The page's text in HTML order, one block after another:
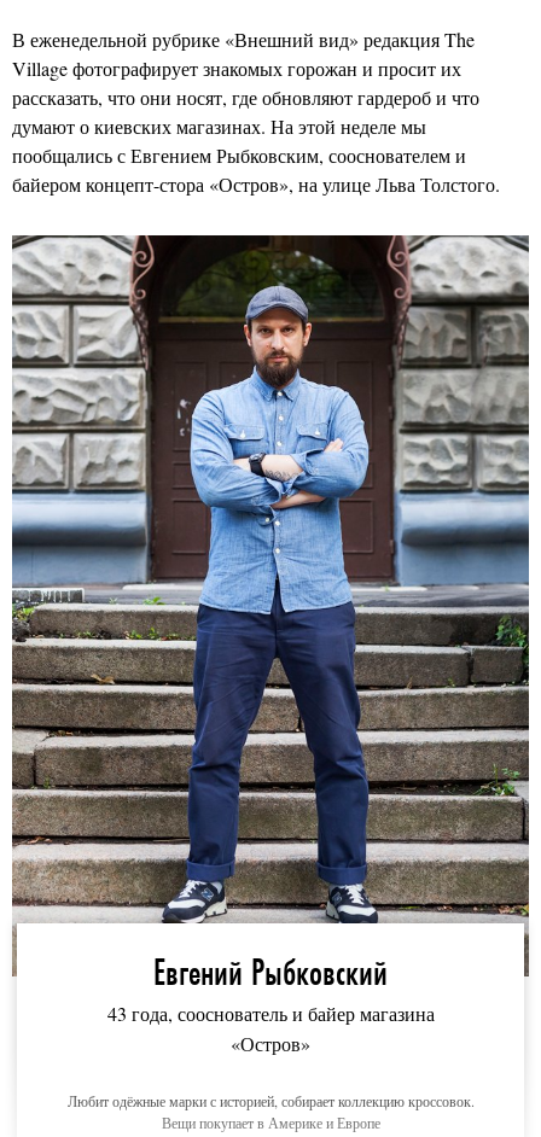
В еженедельной рубрике «Внешний вид» редакция The
Village фотографирует знакомых горожан и просит их
рассказать, что они носят, где обновляют гардероб и что
думают о киевских магазинах. На этой неделе мы
пообщались с Евгением Рыбковским, сооснователем и
байером концепт-стора «Остров», на улице Льва Толстого.
Евгений Рыбковский
43 года, сооснователь и байер магазина
«Остров»
Любит одёжные марки с историей, собирает коллекцию кроссовок.
Вещи покупает в Америке и Европе